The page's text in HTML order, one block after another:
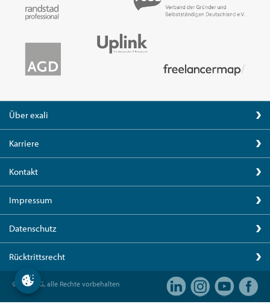
Über exali
Karriere
Kontakt
Impressum
Datenschutz
Rücktrittsrecht
© exali AG, alle Rechte vorbehalten